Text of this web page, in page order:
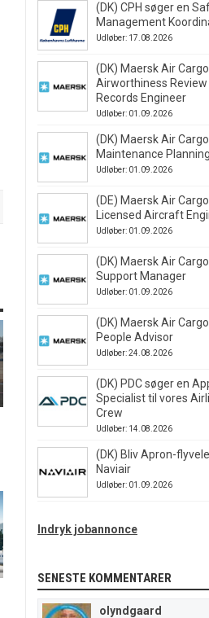
(DK) CPH søger en
Management
Udløber: 17.08.2026
(DK) Maersk Air
Airworthiness Review
Records Engineer
Udløber: 01.09.2026
(DK) Maersk Air
Maintenance
Udløber: 01.09.2026
(DE) Maersk Air
Licensed Aircraft
Udløber: 01.09.2026
(DK) Maersk Air
Support Manager
Udløber: 01.09.2026
(DK) Maersk Air
People Advisor
Udløber: 24.08.2026
(DK) PDC søger en
Specialist til vores
Crew
Udløber: 14.08.2026
(DK) Bliv Apron-
Naviair
Udløber: 01.09.2026
Indryk jobannonce
SENESTE KOMMENTARER
olyndgaard